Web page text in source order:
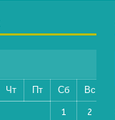
Чт Пт Сб Вс
1 2